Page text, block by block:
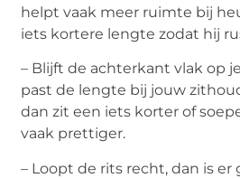
helpt vaak meer ruimte bij
iets kortere lengte zodat hij
– Blijft de achterkant vlak op
past de lengte bij jouw
dan zit een iets korter of
vaak prettiger.
– Loopt de rits recht, dan is